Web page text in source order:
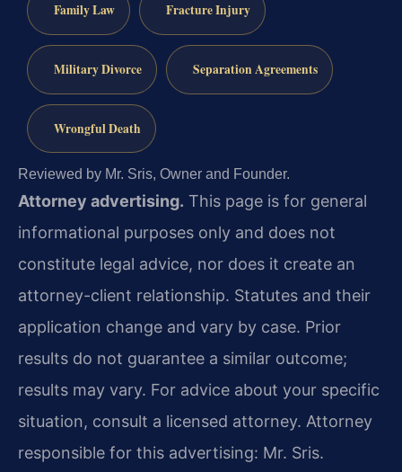
Family Law Fracture Injury
Military Divorce Separation Agreements
Wrongful Death
Reviewed by Mr. Sris, Owner and Founder.
Attorney advertising. This page is for general
informational purposes only and does not
constitute legal advice, nor does it create an
attorney-client relationship. Statutes and their
application change and vary by case. Prior
results do not guarantee a similar outcome;
results may vary. For advice about your specific
situation, consult a licensed attorney. Attorney
responsible for this advertising: Mr. Sris.